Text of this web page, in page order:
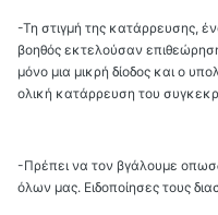
-Τη στιγμή της κατάρρευσης,
βοηθός εκτελούσαν
μόνο μια μικρή δίοδος και ο
ολική κατάρρευση του
-Πρέπει να τον βγάλουμε
όλων μας. Ειδοποίησες τους